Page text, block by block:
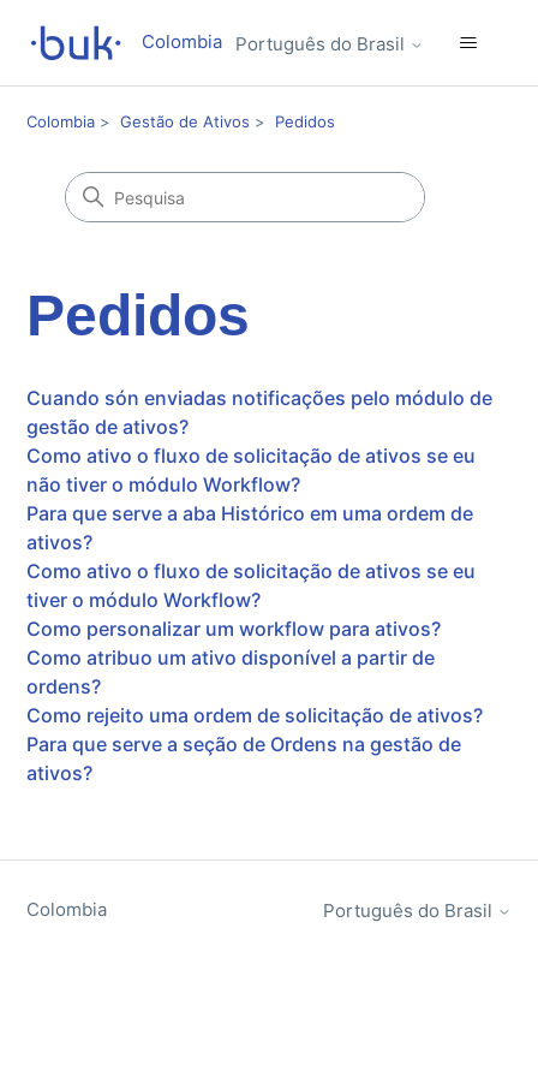
Colombia Português do Brasil
Colombia Gestão de Ativos Pedidos
Pedidos
Cuando són enviadas notificações pelo módulo de
gestão de ativos?
Como ativo o fluxo de solicitação de ativos se eu
não tiver o módulo Workflow?
Para que serve a aba Histórico em uma ordem de
ativos?
Como ativo o fluxo de solicitação de ativos se eu
tiver o módulo Workflow?
Como personalizar um workflow para ativos?
Como atribuo um ativo disponível a partir de
ordens?
Como rejeito uma ordem de solicitação de ativos?
Para que serve a seção de Ordens na gestão de
ativos?
Colombia Português do Brasil